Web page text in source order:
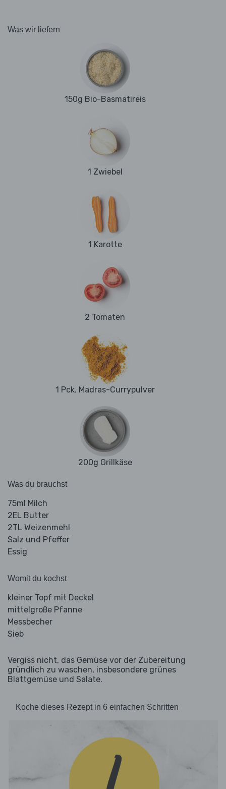
Was wir liefern
150g Bio-Basmatireis
1 Zwiebel
1 Karotte
2 Tomaten
1 Pck. Madras-Currypulver
200g Grillkäse
Was du brauchst
75ml Milch
2EL Butter
2TL Weizenmehl
Salz und Pfeffer
Essig
Womit du kochst
kleiner Topf mit Deckel
mittelgroße Pfanne
Messbecher
Sieb
Vergiss nicht, das Gemüse vor der Zubereitung
gründlich zu waschen, insbesondere grünes
Blattgemüse und Salate.
Koche dieses Rezept in 6 einfachen Schritten